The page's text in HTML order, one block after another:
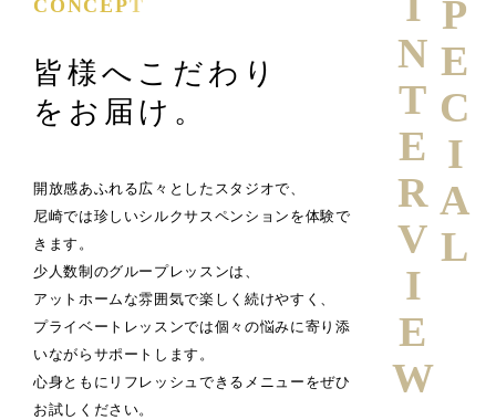
CONCEPT
皆様へこだわり
をお届け。
開放感あふれる広々としたスタジオで、
尼崎では珍しいシルクサスペンションを体験で
きます。
少人数制のグループレッスンは、
アットホームな雰囲気で楽しく続けやすく、
プライベートレッスンでは個々の悩みに寄り添
いながらサポートします。
心身ともにリフレッシュできるメニューをぜひ
お試しください。
SPECIAL
INTERVIEW